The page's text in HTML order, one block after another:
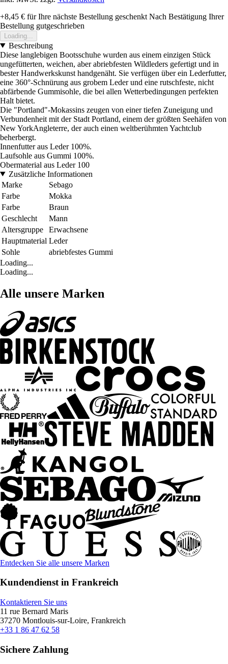
+8,45 € für Ihre nächste Bestellung geschenkt Nach Bestätigung Ihrer
Bestellung gutgeschrieben
Loading...
Beschreibung
Diese langlebigen Bootsschuhe wurden aus einem einzigen Stück
ungefütterten, weichen, aber abriebfesten Wildleders gefertigt und in
bester Handwerkskunst handgenäht. Sie verfügen über ein Lederfutter,
eine 360°-Schnürung aus grobem Leder und eine rutschfeste, nicht
abfärbende Gummisohle, die bei allen Wetterbedingungen perfekten
Halt bietet.
Die "Portland"-Mokassins zeugen von einer tiefen Zuneigung und
Verbundenheit mit der Stadt Portland, einem der größten Seehäfen von
New YorkAngleterre, der auch einen weltberühmten Yachtclub
beherbergt.
Innenfutter aus Leder 100%.
Laufsohle aus Gummi 100%.
Obermaterial aus Leder 100
Zusätzliche Informationen
Marke
Sebago
Farbe
Mokka
Farbe
Braun
Geschlecht
Mann
Altersgruppe
Erwachsene
Hauptmaterial Leder
Sohle
abriebfestes Gummi
Loading...
Loading...
Alle unsere Marken
Entdecken Sie alle unsere Marken
Kundendienst in Frankreich
Kontaktieren Sie uns
11 rue Bernard Maris
37270 Montlouis-sur-Loire, Frankreich
+33 1 86 47 62 58
Sichere Zahlung